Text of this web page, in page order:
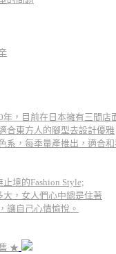
，目前在日本擁有三間店
合東方人的腳型去設計優雅
系，每季量產推出，適合和
境的Fashion Style;
，女人們心中總是住著
讓自己心情愉悅。
★